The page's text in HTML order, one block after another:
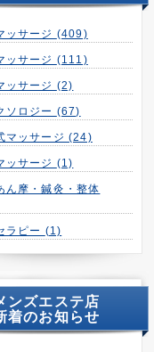
ッサージ (409)
ッサージ (111)
ッサージ (2)
ソロジー (67)
マッサージ (24)
ッサージ (1)
ん摩・鍼灸・整体
ラピー (1)
ンズエステ店
着のお知らせ